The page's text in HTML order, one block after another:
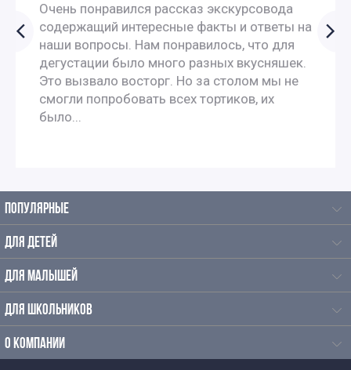
Экскурсии для школьников на каникулы
Однодневные экскурсии для школьников
Осенние экскурсии для школьников
Познавательные экскурсии для школьников
Тематические экскурсии для школьников
Экскурсии выходного дня для школьников
Очень понравился рассказ экскурсовода
содержащий интересные факты и ответы на
наши вопросы. Нам понравилось, что для
дегустации было много разных вкусняшек.
Это вызвало восторг. Но за столом мы не
смогли попробовать всех тортиков, их
было...
ПОПУЛЯРНЫЕ
ДЛЯ ДЕТЕЙ
ДЛЯ МАЛЫШЕЙ
ДЛЯ ШКОЛЬНИКОВ
О КОМПАНИИ